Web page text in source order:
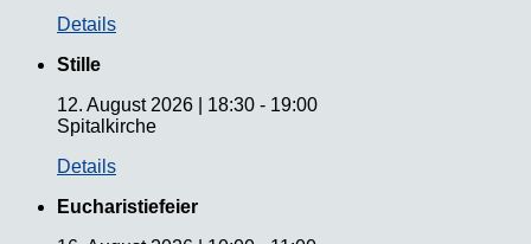
Details
Stille
12. August 2026
18:30 - 19:00
Spitalkirche
Details
Eucharistiefeier